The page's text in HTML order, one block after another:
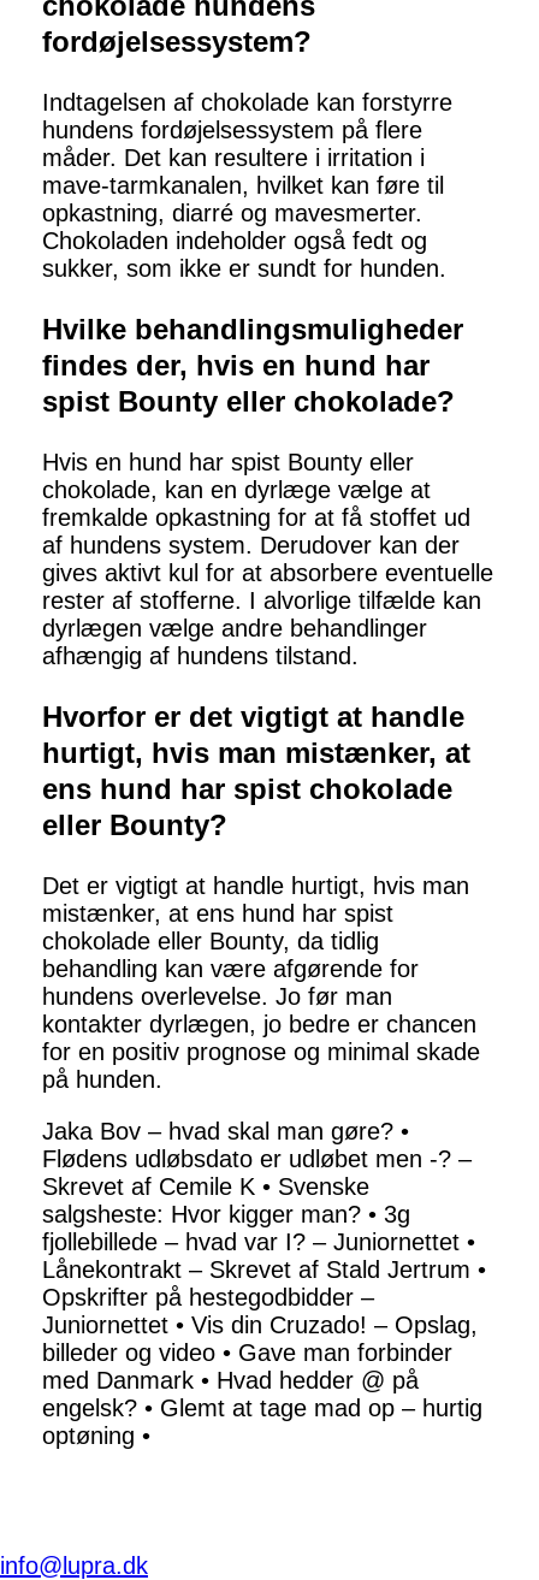
fordøjelsessystem?
Indtagelsen af chokolade kan forstyrre
hundens fordøjelsessystem på flere
måder. Det kan resultere i irritation i
mave-tarmkanalen, hvilket kan føre til
opkastning, diarré og mavesmerter.
Chokoladen indeholder også fedt og
sukker, som ikke er sundt for hunden.
Hvilke behandlingsmuligheder
findes der, hvis en hund har
spist Bounty eller chokolade?
Hvis en hund har spist Bounty eller
chokolade, kan en dyrlæge vælge at
fremkalde opkastning for at få stoffet ud
af hundens system. Derudover kan der
gives aktivt kul for at absorbere eventuelle
rester af stofferne. I alvorlige tilfælde kan
dyrlægen vælge andre behandlinger
afhængig af hundens tilstand.
Hvorfor er det vigtigt at handle
hurtigt, hvis man mistænker, at
ens hund har spist chokolade
eller Bounty?
Det er vigtigt at handle hurtigt, hvis man
mistænker, at ens hund har spist
chokolade eller Bounty, da tidlig
behandling kan være afgørende for
hundens overlevelse. Jo før man
kontakter dyrlægen, jo bedre er chancen
for en positiv prognose og minimal skade
på hunden.
Jaka Bov – hvad skal man gøre? •
Flødens udløbsdato er udløbet men -? –
Skrevet af Cemile K • Svenske
salgsheste: Hvor kigger man? • 3g
fjollebillede – hvad var I? – Juniornettet •
Lånekontrakt – Skrevet af Stald Jertrum •
Opskrifter på hestegodbidder –
Juniornettet • Vis din Cruzado! – Opslag,
billeder og video • Gave man forbinder
med Danmark • Hvad hedder @ på
engelsk? • Glemt at tage mad op – hurtig
optøning •
info@lupra.dk